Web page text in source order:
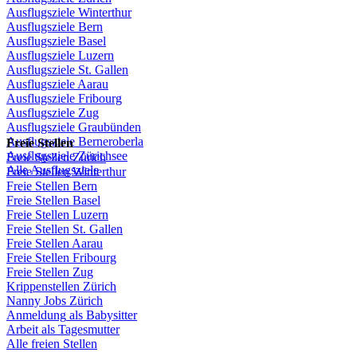
Ausflugsziele Winterthur
Ausflugsziele Bern
Ausflugsziele Basel
Ausflugsziele Luzern
Ausflugsziele St. Gallen
AusflugszieleAarau
Ausflugsziele Fribourg
Ausflugsziele Zug
Ausflugsziele Graubünden
Ausflugsziele Berneroberla
Ausflugsziele Zürichsee
Alle Ausflugsziele
Freie Stellen
Freie Stellen Zürich
Freie StellenWinterthur
Freie Stellen Bern
Freie Stellen Basel
Freie Stellen Luzern
Freie Stellen St. Gallen
Freie StellenAarau
Freie Stellen Fribourg
Freie Stellen Zug
Krippenstellen Zürich
Nanny Jobs Zürich
Anmeldung als Babysitter
Arbeit als Tagesmutter
Alle freien Stellen